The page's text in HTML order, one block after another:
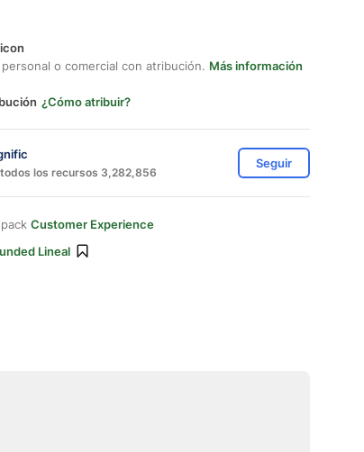
o comercial con atribución. Más información
¿Cómo atribuir?
los recursos 3,282,856
Seguir
Customer Experience
Lineal